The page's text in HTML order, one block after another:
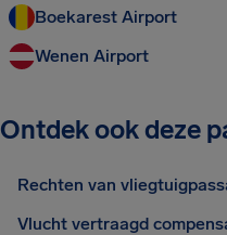
Boekarest Airport
Wenen Airport
Ontdek ook deze
Rechten van
Vlucht vertraagd